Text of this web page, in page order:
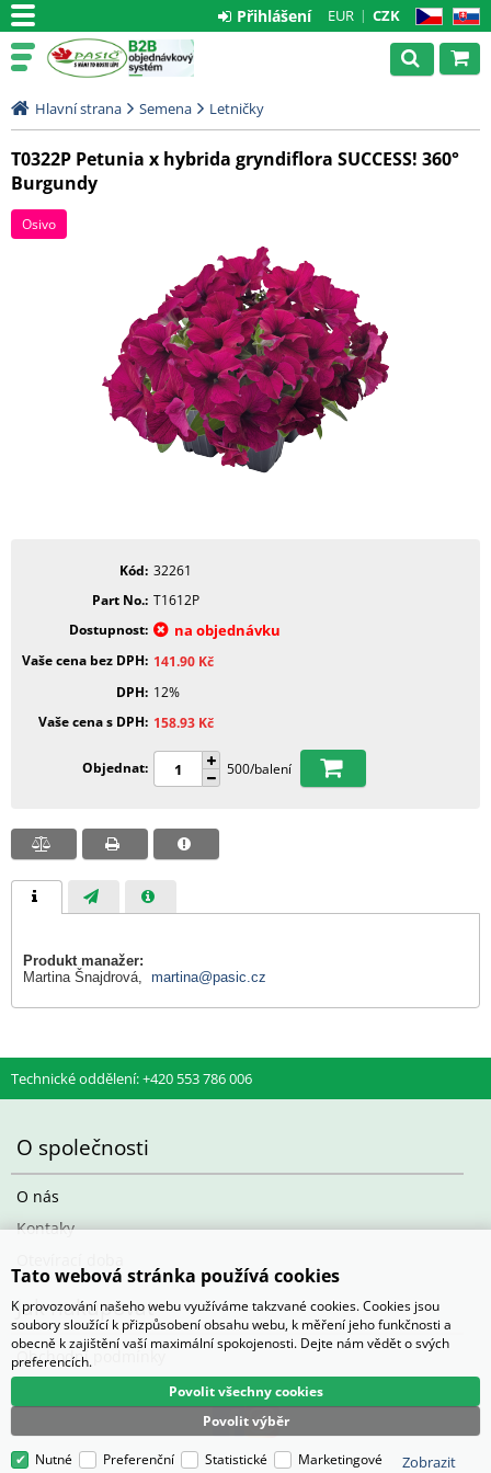
CZ SK
EUR CZK
Přihlášení
Hlavní strana Semena Letničky
T0322P Petunia x hybrida gryndiflora SUCCESS! 360°
Burgundy
Osivo
Kód 32261
Part No. T1612P
Dostupnost
na objednávku
Vaše cena bez DPH 141.90 Kč
DPH 12%
Vaše cena s DPH 158.93 Kč
Objednat 500/balení
Produkt manažer:
Martina Šnajdrová, martina@pasic.cz
Technické oddělení: +420 553 786 006
O společnosti
O nás
Kontaky
Jak nakupovat
Obchodní podmínky
Tato webová stránka používá cookies
K provozování našeho webu využíváme takzvané cookies. Cookies jsou
soubory sloužící k přizpůsobení obsahu webu, k měření jeho funkčnosti a
obecně k zajištění vaší maximální spokojenosti. Dejte nám vědět o svých
preferencích.
Povolit výběr
Povolit všechny cookies
Nutné Preferenční Statistické Marketingové
Zobrazit